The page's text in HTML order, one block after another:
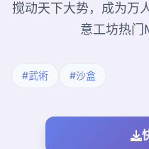
搅动天下大势，成为万
意工坊热门
#武術 #沙盒